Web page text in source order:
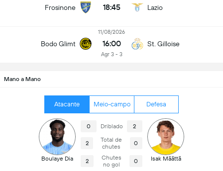
Frosinone 18:45 Lazio
Bodo Glimt
11/08/2026
16:00
Agr 3 - 3
St. Gilloise
Mano a Mano
Atacante Meio-campo Defesa
Boulaye Dia
0 Driblado 2
2
Total de
chutes
0
2
Chutes
no gol
0 Isak Määttä